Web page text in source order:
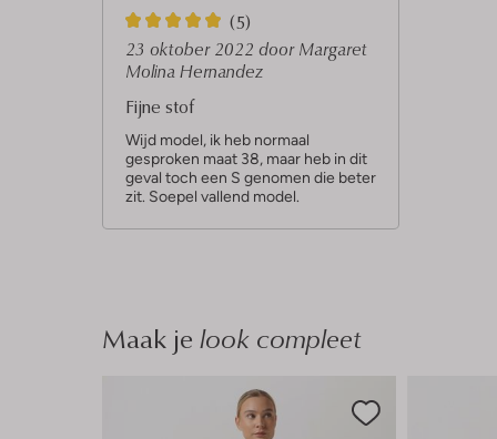
5
S
t
e
r
r
e
n
(5)
23 oktober 2022 door Margaret
Molina Hernandez
Fijne stof
Wijd model, ik heb normaal
gesproken maat 38, maar heb in dit
geval toch een S genomen die beter
zit. Soepel vallend model.
Maak je look compleet